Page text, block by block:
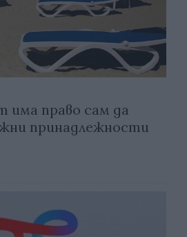
право сам да
принадлежности